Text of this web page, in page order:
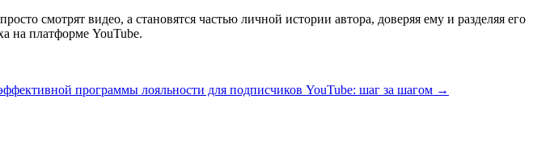
смотрят видео, а становятся частью личной истории автора, доверяя ему и разделяя его
на платформе YouTube.
программы лояльности для подписчиков YouTube: шаг за шагом →